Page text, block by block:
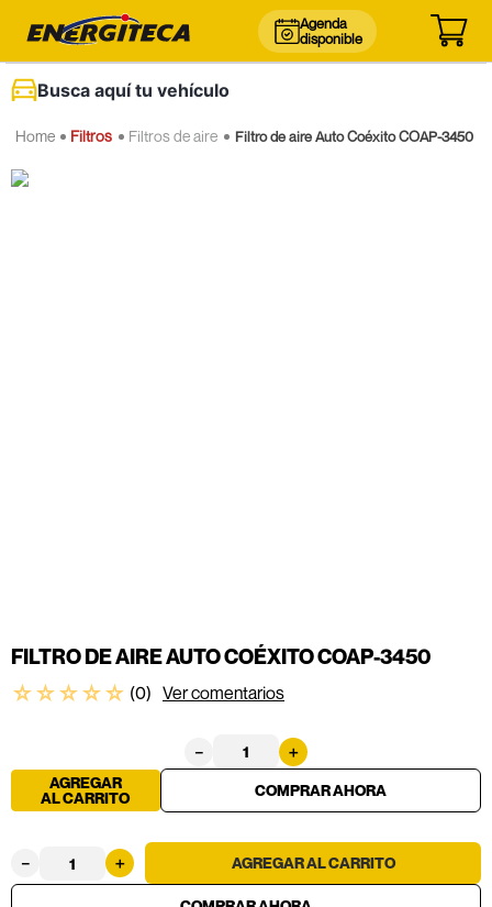
Agenda
disponible
Busca aquí tu vehículo
Filtros Filtros de aire Filtro de aire Auto Coéxito COAP-3450
FILTRO DE AIRE AUTO COÉXITO COAP-3450
☆☆☆☆☆ (0) Ver comentarios
＋
－
AGREGAR
AL CARRITO
＋
－